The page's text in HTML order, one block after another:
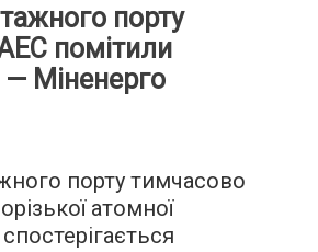
порту
помітили
Міненерго
порту тимчасово
атомної